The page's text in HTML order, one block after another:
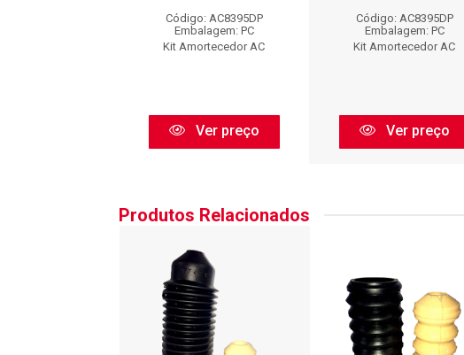
Código: AC8395DP
Embalagem: PC
Kit Amortecedor AC
Ver preço
Código: AC8395DP
Embalagem: PC
Kit Amortecedor AC
Ver preço
Produtos Relacionados